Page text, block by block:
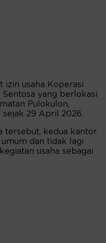
izin usaha Koperasi
Sentosa yang berlokasi
Pulokulon,
29 April 2026.
tersebut, kedua kantor
dan tidak lagi
usaha sebagai